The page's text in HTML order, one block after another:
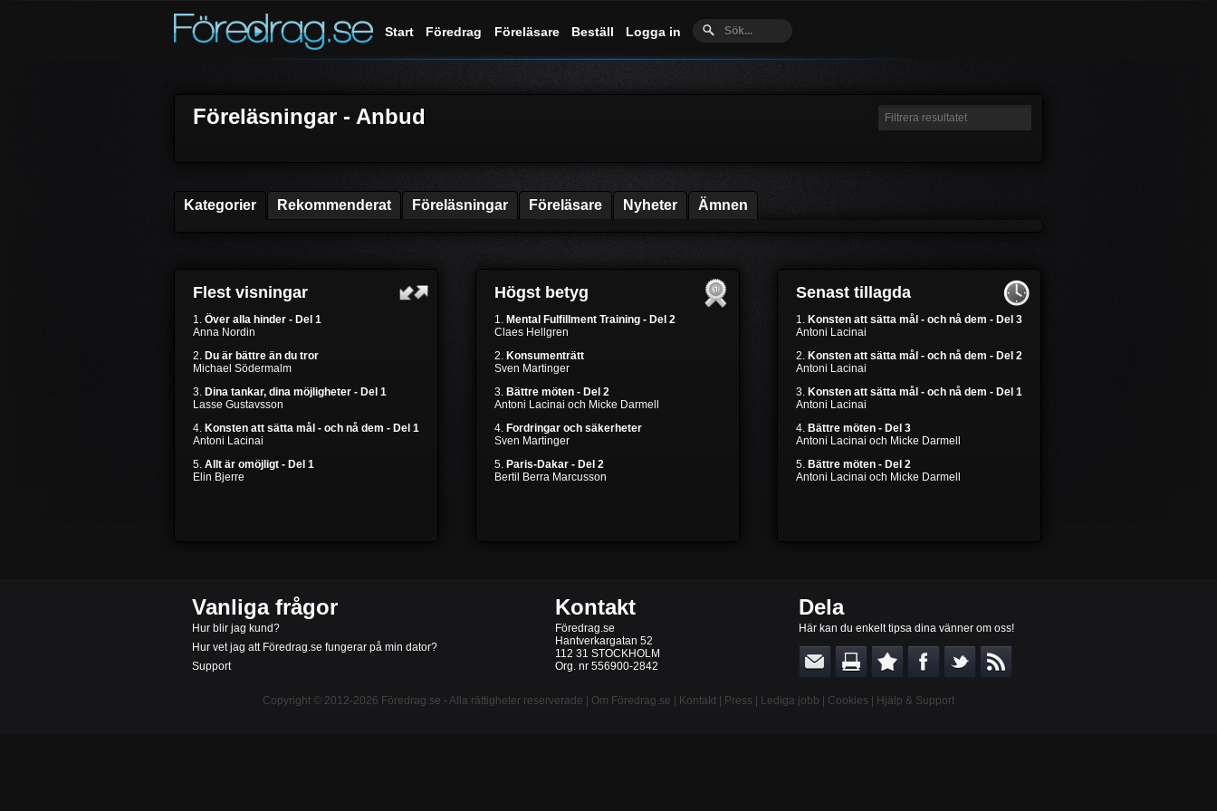
Start Föredrag Föreläsare Beställ Logga in
Föreläsningar - Anbud
Kategorier Rekommenderat Föreläsningar Föreläsare Nyheter Ämnen
Flest visningar
1. Över alla hinder - Del 1
Anna Nordin
2. Du är bättre än du tror
Michael Södermalm
3. Dina tankar, dina möjligheter - Del 1
Lasse Gustavsson
4. Konsten att sätta mål - och nå dem - Del 1
Antoni Lacinai
5. Allt är omöjligt - Del 1
Elin Bjerre
Högst betyg
1. Mental Fulfillment Training - Del 2
Claes Hellgren
2. Konsumenträtt
Sven Martinger
3. Bättre möten - Del 2
Antoni Lacinai och Micke Darmell
4. Fordringar och säkerheter
Sven Martinger
5. Paris-Dakar - Del 2
Bertil Berra Marcusson
Senast tillagda
1. Konsten att sätta mål - och nå dem - Del 3
Antoni Lacinai
2. Konsten att sätta mål - och nå dem - Del 2
Antoni Lacinai
3. Konsten att sätta mål - och nå dem - Del 1
Antoni Lacinai
4. Bättre möten - Del 3
Antoni Lacinai och Micke Darmell
5. Bättre möten - Del 2
Antoni Lacinai och Micke Darmell
Vanliga frågor
Hur blir jag kund?
Hur vet jag att Föredrag.se fungerar på min dator?
Support
Kontakt
Föredrag.se
Hantverkargatan 52
112 31 STOCKHOLM
Org. nr 556900-2842
Dela
Här kan du enkelt tipsa dina vänner om oss!
Copyright © 2012-2026 Föredrag.se - Alla rättigheter reserverade | Om Föredrag.se Kontakt Press Lediga jobb Cookies Hjälp & Support